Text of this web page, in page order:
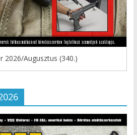
2026/Augusztus (340.)